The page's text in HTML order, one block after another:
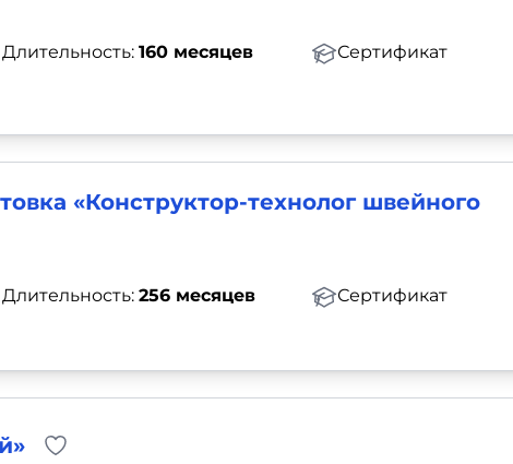
Длительность: 160 месяцев
Сертификат
«Конструктор-технолог швейного
Длительность: 256 месяцев
Сертификат